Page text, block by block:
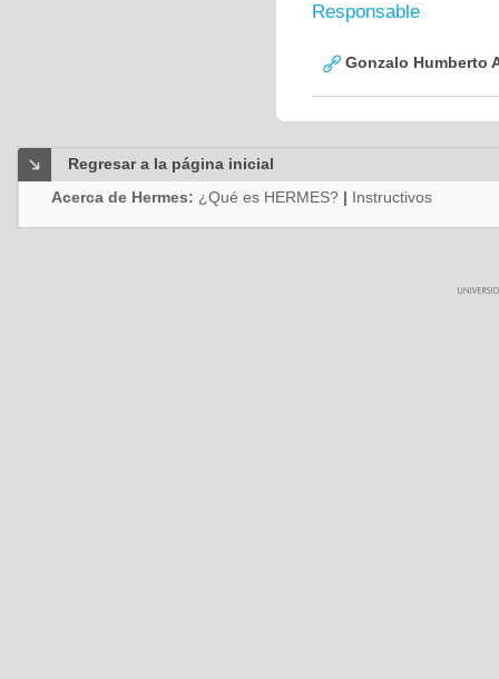
Responsable
Gonzalo Humberto
Regresar a la página inicial
Acerca de Hermes: ¿Qué es HERMES? | Instructivos